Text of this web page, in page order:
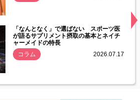
「なんとなく」で選ばない スポーツ医
が語るサプリメント摂取の基本とネイチ
ャーメイドの特長
コラム
2026.07.17